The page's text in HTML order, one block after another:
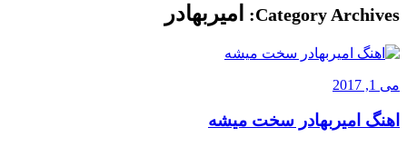
Category Archives: امیربهادر
می 1, 2017
اهنگ امیربهادر سخت میشه